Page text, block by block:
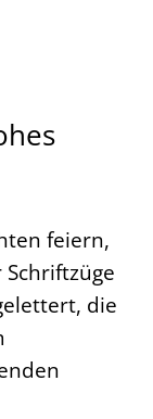
feiern,
die